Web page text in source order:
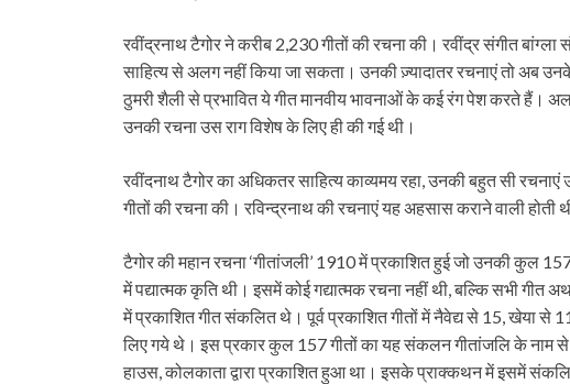
रवींद्रनाथ टैगोर ने करीब 2,230 गीतों की रचना की। रवींद्र संगीत
साहित्य से अलग नहीं किया जा सकता। उनकी ज़्यादातर रचनाएं तो अब
ठुमरी शैली से प्रभावित ये गीत मानवीय भावनाओं के कई रंग पेश करते हैं।
उनकी रचना उस राग विशेष के लिए ही की गई थी।
रवींदनाथ टैगोर का अधिकतर साहित्य काव्यमय रहा, उनकी बहुत सी
गीतों की रचना की। रविन्द्रनाथ की रचनाएं यह अहसास कराने वाली होती
टैगोर की महान रचना ‘गीतांजली’ 1910 में प्रकाशित हुई जो उनकी कुल
में पद्यात्मक कृति थी। इसमें कोई गद्यात्मक रचना नहीं थी, बल्कि सभी
में प्रकाशित गीत संकलित थे। पूर्व प्रकाशित गीतों में नैवेद्य से 15, खेया
लिए गये थे। इस प्रकार कुल 157 गीतों का यह संकलन गीतांजलि के नाम
हाउस, कोलकाता द्वारा प्रकाशित हुआ था। इसके प्राक्कथन में इसमें